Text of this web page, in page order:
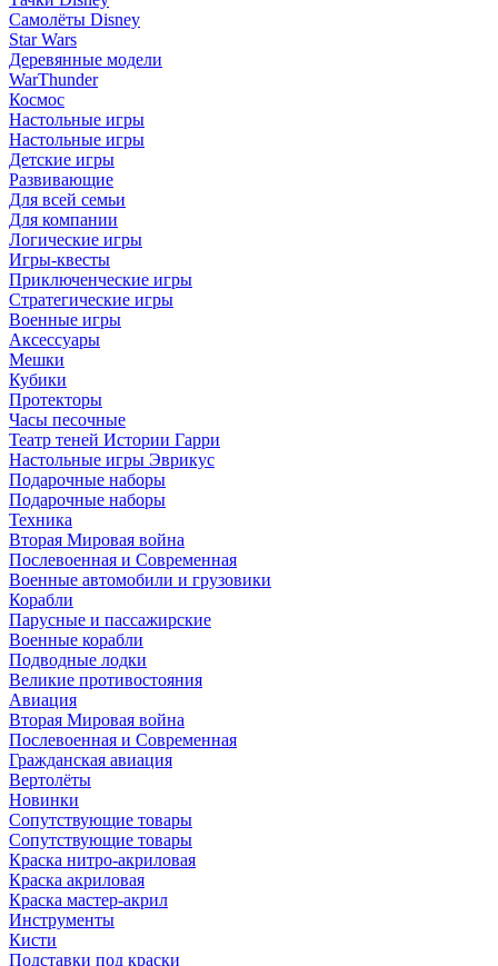
Самолёты Disney
Star Wars
Деревянные модели
WarThunder
Космос
Настольные игры
Настольные игры
Детские игры
Развивающие
Для всей семьи
Для компании
Логические игры
Игры-квесты
Приключенческие игры
Стратегические игры
Военные игры
Аксессуары
Мешки
Кубики
Протекторы
Часы песочные
Театр теней Истории Гарри
Настольные игры Эврикус
Подарочные наборы
Подарочные наборы
Техника
Вторая Мировая война
Послевоенная и Современная
Военные автомобили и грузовики
Корабли
Парусные и пассажирские
Военные корабли
Подводные лодки
Великие противостояния
Авиация
Вторая Мировая война
Послевоенная и Современная
Гражданская авиация
Вертолёты
Новинки
Сопутствующие товары
Сопутствующие товары
Краска нитро-акриловая
Краска акриловая
Краска мастер-акрил
Инструменты
Кисти
Подставки под краски